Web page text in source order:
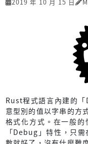
Rust程式語言內建的
意型別的值以字串的方
格式化方式。在一般
「Debug」特性，只